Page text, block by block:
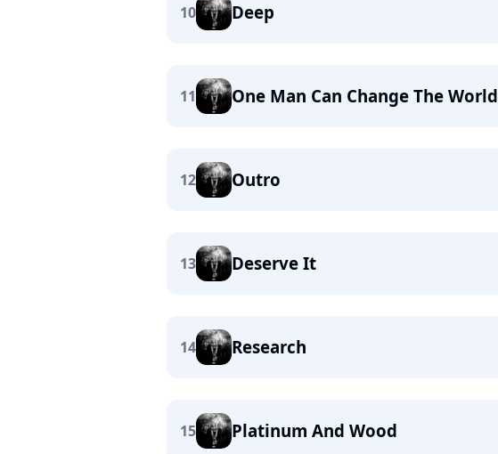
10 Deep
11 One Man Can Change The World
12 Outro
13 Deserve It
14 Research
15 Platinum And Wood